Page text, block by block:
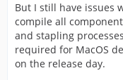
But I still have issues
compile all
and stapling
required for MacOS
on the release day.